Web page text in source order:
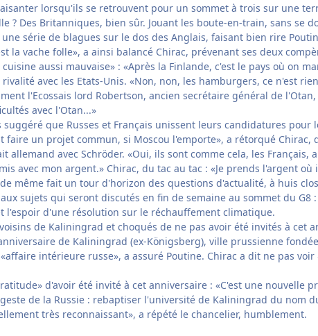
lorsqu'ils se retrouvent pour un sommet à trois sur une
? Des Britanniques, bien sûr. Jouant les boute-en-train, sans se
série de blagues sur le dos des Anglais, faisant bien rire
vache folle», a ainsi balancé Chirac, prévenant ses deux
aussi mauvaise» : «Après la Finlande, c'est le pays où on
avec les Etats-Unis. «Non, non, les hamburgers, ce n'est
l'Ecossais lord Robertson, ancien secrétaire général de
avec l'Otan...»
que Russes et Français unissent leurs candidatures pour
un projet commun, si Moscou l'emporte», a rétorqué Chirac,
allemand avec Schröder. «Oui, ils sont comme cela, les Français,
avec mon argent.» Chirac, du tac au tac : «Je prends l'argent où
même fait un tour d'horizon des questions d'actualité, à huis
sujets qui seront discutés en fin de semaine au sommet du G8
l'espoir d'une résolution sur le réchauffement climatique.
de Kaliningrad et choqués de ne pas avoir été invités à cet
de Kaliningrad (ex-Königsberg), ville prussienne
intérieure russe», a assuré Poutine. Chirac a dit ne pas
d'avoir été invité à cet anniversaire : «C'est une nouvelle
de la Russie : rebaptiser l'université de Kaliningrad du nom
très reconnaissant», a répété le chancelier, humblement.